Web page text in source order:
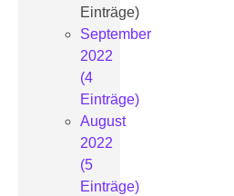
Einträge)
September
2022
(4
Einträge)
August
2022
(5
Einträge)